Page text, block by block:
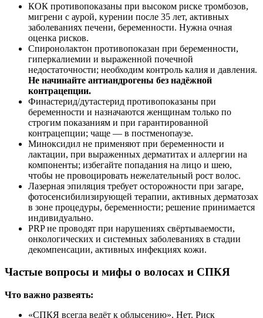
КОК противопоказаны при высоком риске тромбозов,
мигрени с аурой, курении после 35 лет, активных
заболеваниях печени, беременности. Нужна очная
оценка рисков.
Спиронолактон противопоказан при беременности,
гиперкалиемии и выраженной почечной
недостаточности; необходим контроль калия и давления.
Не начинайте антиандрогены без надёжной
контрацепции.
Финастерид/дутастерид противопоказаны при
беременности и назначаются женщинам только по
строгим показаниям и при гарантированной
контрацепции; чаще — в постменопаузе.
Миноксидил не применяют при беременности и
лактации, при выраженных дерматитах и аллергии на
компоненты; избегайте попадания на лицо и шею,
чтобы не провоцировать нежелательный рост волос.
Лазерная эпиляция требует осторожности при загаре,
фотосенсибилизирующей терапии, активных дерматозах
в зоне процедуры, беременности; решение принимается
индивидуально.
PRP не проводят при нарушениях свёртываемости,
онкологических и системных заболеваниях в стадии
декомпенсации, активных инфекциях кожи.
Частые вопросы и мифы о волосах и СПКЯ
Что важно развеять:
«СПКЯ всегда ведёт к облысению». Нет. Риск